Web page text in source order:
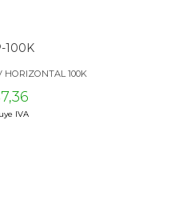
100K
HORIZONTAL 100K
IVA